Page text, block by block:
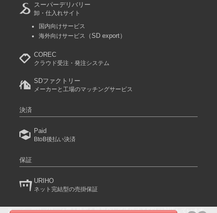
8-6ブルー/B150cm
参考上代
SD品番：12166279S35
8-6ブルー/B160cm
参考上代 オープンプライス
スーパーデリバリー
卸・仕入れサイト
国内向けサービス
海外向けサービス
（SD export）
COREC
クラウド受注・発注システム
SDファクトリー
メーカーと工場のマッチングサービス
決済
Paid
BtoB後払い決済
保証
URIHO
ネット完結型の売掛保証
スーパーデリバリーは個人情報を暗号化して送信するSSLに対応しています。